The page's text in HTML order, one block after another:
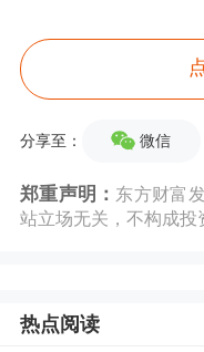
花态势，连平
科技发展已处
为止，这种产
级为核心技术
的发展不但对
进行规划
分享至： 微信
郑重声明： 东方财富
站立场无关，不构成投
热点阅读